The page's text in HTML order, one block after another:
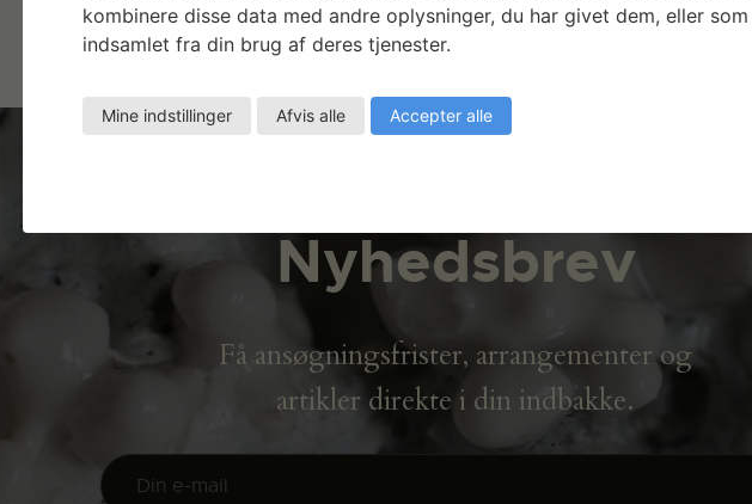
Nyhedsbrev
Få ansøgningsfrister, arrangementer og
artikler direkte i din indbakke.
kombinere disse data med andre oplysninger, du har givet dem, eller
indsamlet fra din brug af deres tjenester.
Mine indstillinger Afvis alle Accepter alle